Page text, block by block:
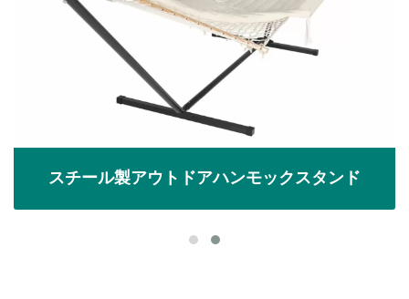
スチール製アウトドアハンモックスタンド